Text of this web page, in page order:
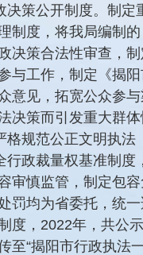
决策公开制度。制
制度，将我局编制
决策合法性审查，
与工作，制定《揭
意见，拓宽公众参
决策而引发重大群
格规范公正文明执法
行政裁量权基准制
审慎监管，制定包
罚均为省委托，统
度，2022年，共公
至“揭阳市行政执法